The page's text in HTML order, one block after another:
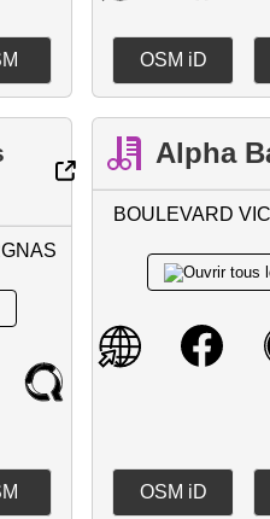
OSM iD
Alpha
BOULEVARD
OSM iD